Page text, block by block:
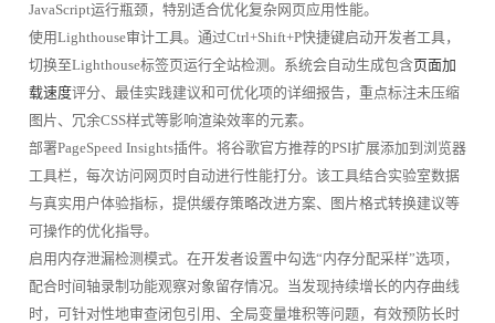
JavaScript运行瓶颈，特别适合优化复杂网页应用性能。
使用Lighthouse审计工具。通过Ctrl+Shift+P快捷键启动开发者工具，
切换至Lighthouse标签页运行全站检测。系统会自动生成包含页面加
载速度评分、最佳实践建议和可优化项的详细报告，重点标注未压缩
图片、冗余CSS样式等影响渲染效率的元素。
部署PageSpeed Insights插件。将谷歌官方推荐的PSI扩展添加到浏览器
工具栏，每次访问网页时自动进行性能打分。该工具结合实验室数据
与真实用户体验指标，提供缓存策略改进方案、图片格式转换建议等
可操作的优化指导。
启用内存泄漏检测模式。在开发者设置中勾选“内存分配采样”选项，
配合时间轴录制功能观察对象留存情况。当发现持续增长的内存曲线
时，可针对性地审查闭包引用、全局变量堆积等问题，有效预防长时